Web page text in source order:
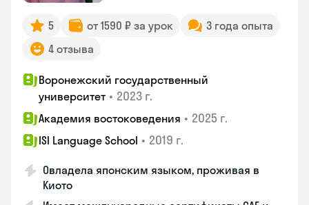
5 от 1590 ₽ за урок
3 года опыта
4 отзыва
Воронежский государственный
университет • 2023 г.
Академия востоковедения • 2025 г.
ISI Language School • 2019 г.
Овладела японским языком, проживая в
Киото